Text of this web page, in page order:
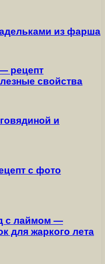
из фарша
рецепт
свойства
и
с фото
с лаймом —
для жаркого лета